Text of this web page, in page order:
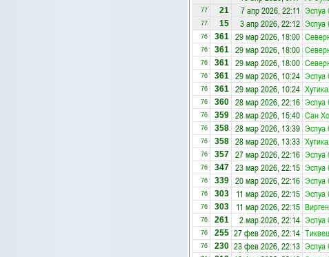
77 21 7 апр 2026, 22:11 Эспуа
77 15 3 апр 2026, 22:12 Эспуа
76 361 29 мар 2026, 18:00
76 361 29 мар 2026, 18:00
76 361 29 мар 2026, 18:00
76 361 29 мар 2026, 10:24 Эспуа
76 361 29 мар 2026, 10:24
76 360 28 мар 2026, 22:16 Эспуа
76 359 28 мар 2026, 15:40 Сан
76 358 28 мар 2026, 13:39 Эспуа
76 358 28 мар 2026, 13:33
76 357 27 мар 2026, 22:16 Эспуа
76 347 23 мар 2026, 22:15 Эспуа
76 339 20 мар 2026, 22:16 Эспуа
76 303 11 мар 2026, 22:15 Эспуа
76 303 11 мар 2026, 22:15
76 261 2 мар 2026, 22:14 Эспуа
76 255 27 фев 2026, 22:14
76 230 23 фев 2026, 22:13 Эспуа